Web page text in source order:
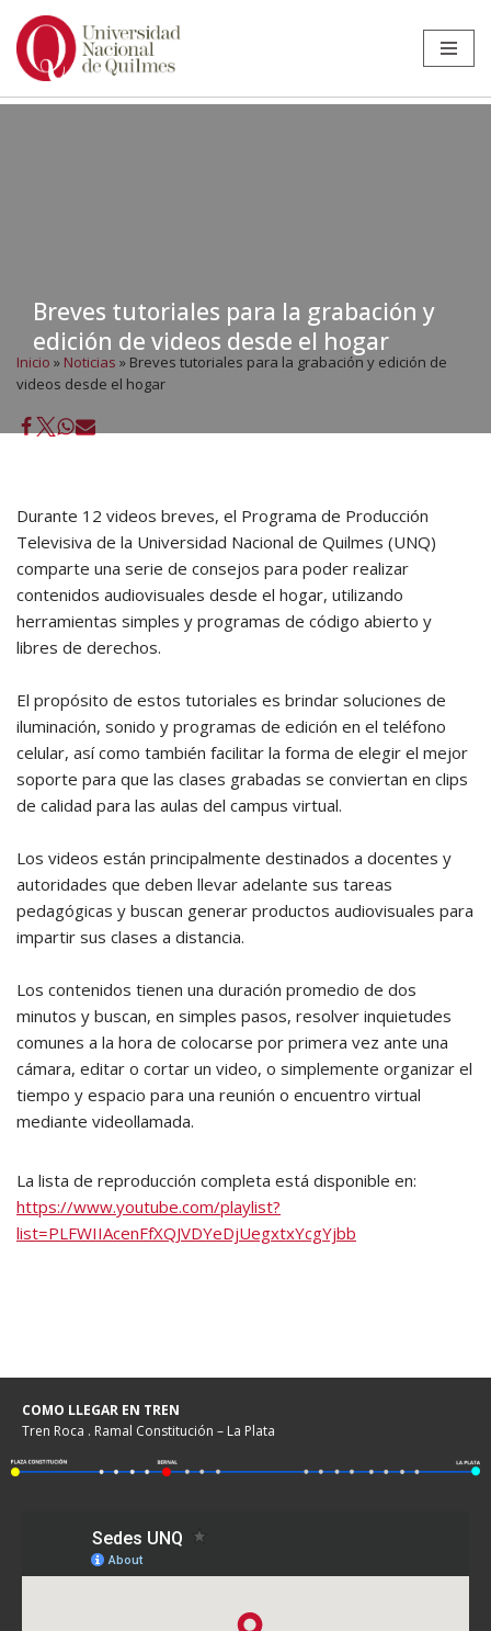
Ir
Breves tutoriales para la grabación y
edición de videos desde el hogar
Inicio » Noticias » Breves tutoriales para la grabación y edición de
videos desde el hogar
Durante 12 videos breves, el Programa de Producción
Televisiva de la Universidad Nacional de Quilmes (UNQ)
comparte una serie de consejos para poder realizar
contenidos audiovisuales desde el hogar, utilizando
herramientas simples y programas de código abierto y
libres de derechos.
El propósito de estos tutoriales es brindar soluciones de
iluminación, sonido y programas de edición en el teléfono
celular, así como también facilitar la forma de elegir el mejor
soporte para que las clases grabadas se conviertan en clips
de calidad para las aulas del campus virtual.
Los videos están principalmente destinados a docentes y
autoridades que deben llevar adelante sus tareas
pedagógicas y buscan generar productos audiovisuales para
impartir sus clases a distancia.
Los contenidos tienen una duración promedio de dos
minutos y buscan, en simples pasos, resolver inquietudes
comunes a la hora de colocarse por primera vez ante una
cámara, editar o cortar un video, o simplemente organizar el
tiempo y espacio para una reunión o encuentro virtual
mediante videollamada.
La lista de reproducción completa está disponible en:
https://www.youtube.com/playlist?
list=PLFWIIAcenFfXQJVDYeDjUegxtxYcgYjbb
COMO LLEGAR EN TREN
Tren Roca . Ramal Constitución – La Plata